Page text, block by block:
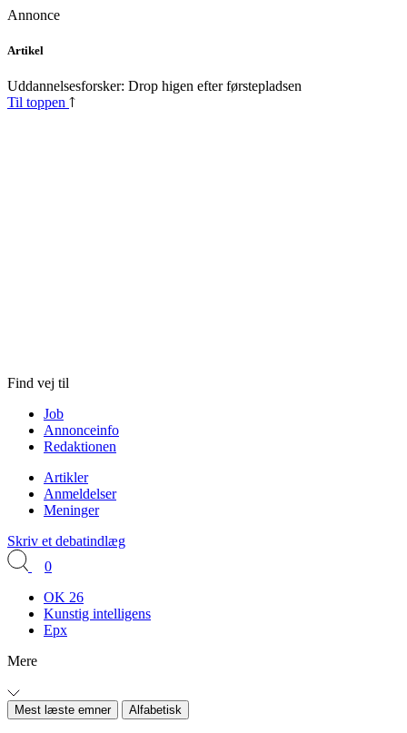
Annonce
Skip
content
Artikel
Uddannelsesforsker: Drop higen efter førstepladsen
Til toppen
Find vej til
Job
Annonceinfo
Redaktionen
Artikler
Anmeldelser
Meninger
Skriv et debatindlæg
0
OK 26
Kunstig intelligens
Epx
Mere
Mest læste emner Alfabetisk